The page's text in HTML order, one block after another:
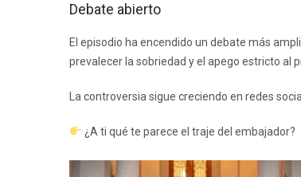
Debate abierto
El episodio ha encendido un debate más
prevalecer la sobriedad y el apego estricto al
La controversia sigue creciendo en redes
¿A ti qué te parece el traje del embajador?